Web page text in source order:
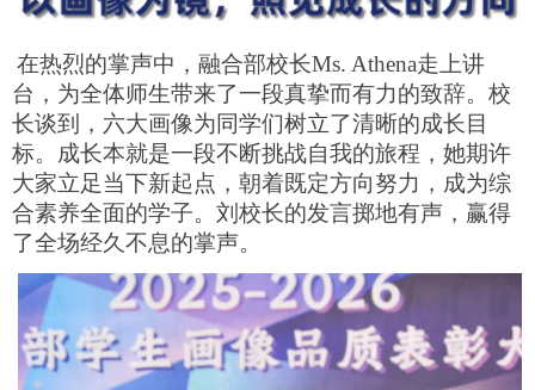
在热烈的掌声中，融合部校长Ms. Athena走上讲
台，为全体师生带来了一段真挚而有力的致辞。校
长谈到，六大画像为同学们树立了清晰的成长目
标。成长本就是一段不断挑战自我的旅程，她期许
大家立足当下新起点，朝着既定方向努力，成为综
合素养全面的学子。刘校长的发言掷地有声，赢得
了全场经久不息的掌声。